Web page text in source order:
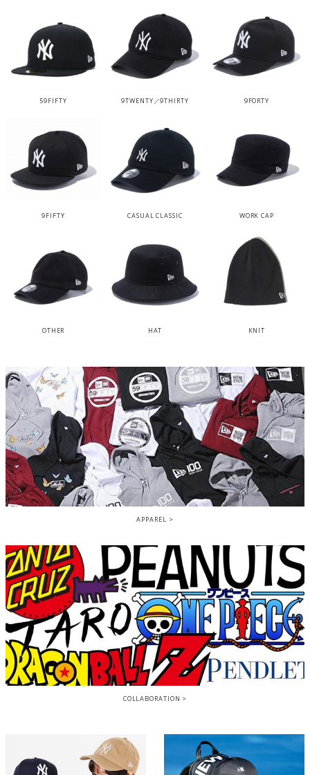
59FIFTY 9TWENTY／9THIRTY 9FORTY
9FIFTY CASUAL CLASSIC WORK CAP
OTHER HAT KNIT
APPAREL
COLLABORATION